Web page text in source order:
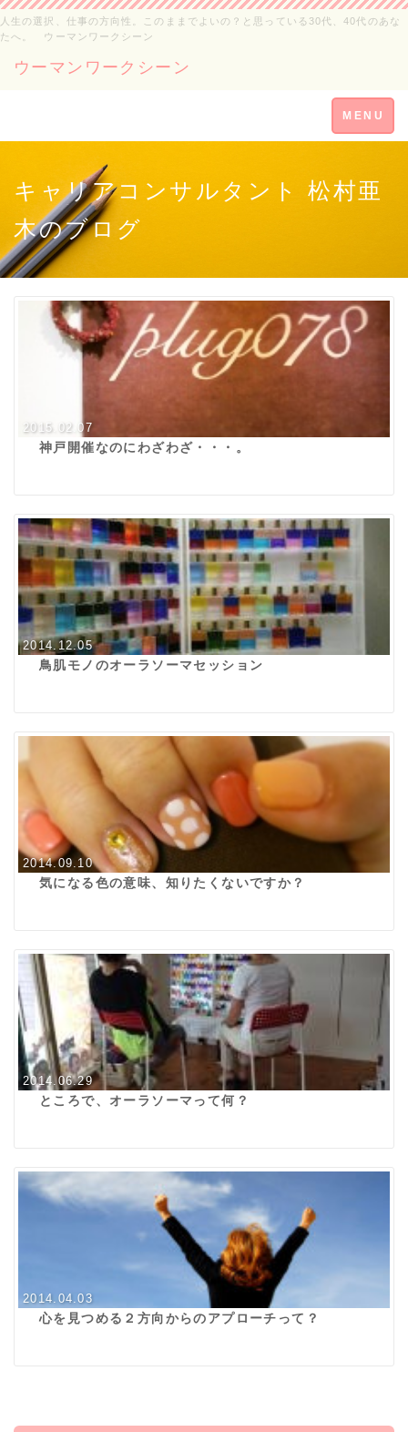
人生の選択、仕事の方向性。このままでよいの？と思っている30代、40代のあな
たへ。 ウーマンワークシーン
ウーマンワークシーン
Toggle
navigation
MENU
キャリアコンサルタント 松村亜
木のブログ
2015.02.07
神戸開催なのにわざわざ・・・。
2014.12.05
鳥肌モノのオーラソーマセッション
2014.09.10
気になる色の意味、知りたくないですか？
2014.06.29
ところで、オーラソーマって何？
2014.04.03
心を見つめる２方向からのアプローチって？